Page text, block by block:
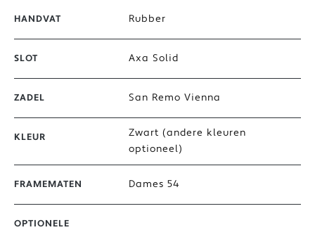
HANDVAT Rubber
SLOT Axa Solid
ZADEL San Remo Vienna
KLEUR
Zwart (andere kleuren
optioneel)
FRAMEMATEN Dames 54
OPTIONELE